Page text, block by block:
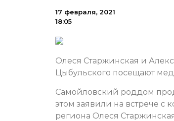
17 февраля, 2021
18:05
Олеся Старжинская и
Цыбульского посещают
Самойловский роддом
этом заявили на встрече с
региона Олеся